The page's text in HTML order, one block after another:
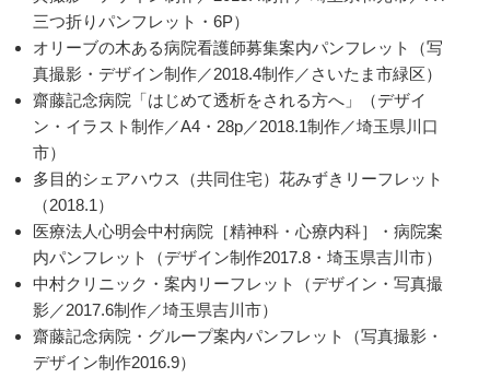
三つ折りパンフレット・6P）
オリーブの木ある病院看護師募集案内パンフレット（写
真撮影・デザイン制作／2018.4制作／さいたま市緑区）
齋藤記念病院「はじめて透析をされる方へ」（デザイ
ン・イラスト制作／A4・28p／2018.1制作／埼玉県川口
市）
多目的シェアハウス（共同住宅）花みずきリーフレット
（2018.1）
医療法人心明会中村病院［精神科・心療内科］・病院案
内パンフレット（デザイン制作2017.8・埼玉県吉川市）
中村クリニック・案内リーフレット（デザイン・写真撮
影／2017.6制作／埼玉県吉川市）
齋藤記念病院・グループ案内パンフレット（写真撮影・
デザイン制作2016.9）